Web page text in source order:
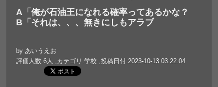
A「俺が石油王になれる確率ってあるかな？
B「それは、、、無きにしもアラブ
by あいうえお
評価人数:6人 ,カテゴリ:学校 ,投稿日付:2023-10-13 03:22:04